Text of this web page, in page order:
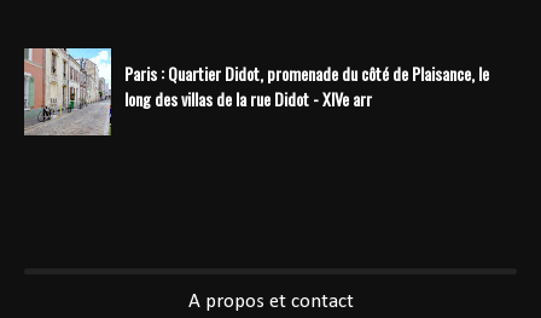
Paris : Quartier Didot, promenade du côté de Plaisance, le
long des villas de la rue Didot - XIVe arr
A propos et contact